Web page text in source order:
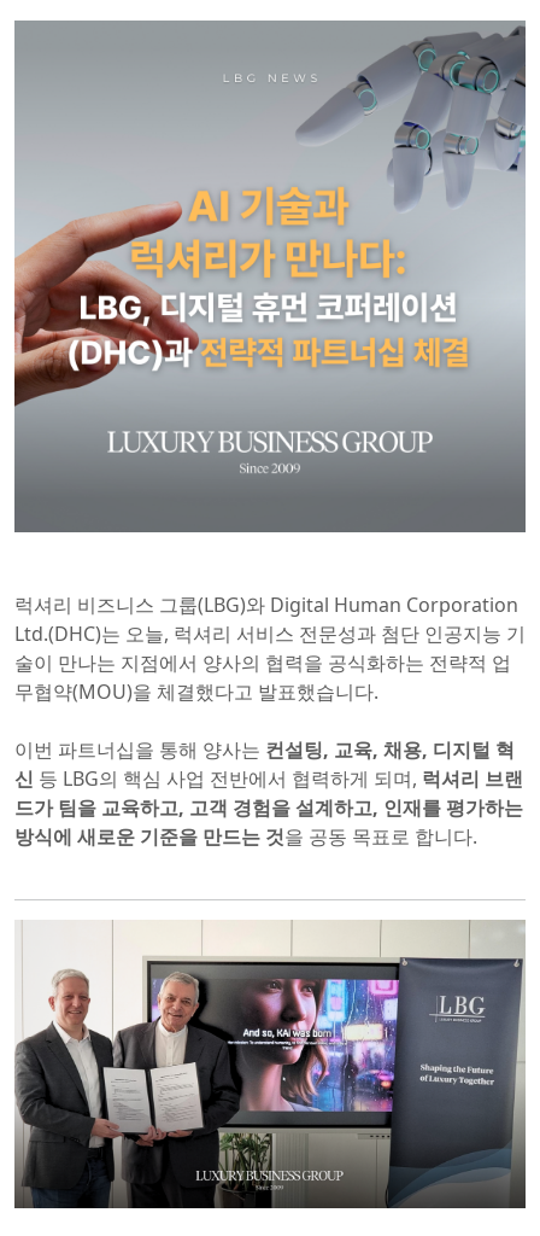
Contents
럭셔리 비즈니스 그룹(LBG)와 Digital Human Corporation
Ltd.(DHC)는 오늘, 럭셔리 서비스 전문성과 첨단 인공지능 기
술이 만나는 지점에서 양사의 협력을 공식화하는 전략적 업
무협약(MOU)을 체결했다고 발표했습니다.
이번 파트너십을 통해 양사는 컨설팅, 교육, 채용, 디지털 혁
신 등 LBG의 핵심 사업 전반에서 협력하게 되며, 럭셔리 브랜
드가 팀을 교육하고, 고객 경험을 설계하고, 인재를 평가하는
방식에 새로운 기준을 만드는 것을 공동 목표로 합니다.